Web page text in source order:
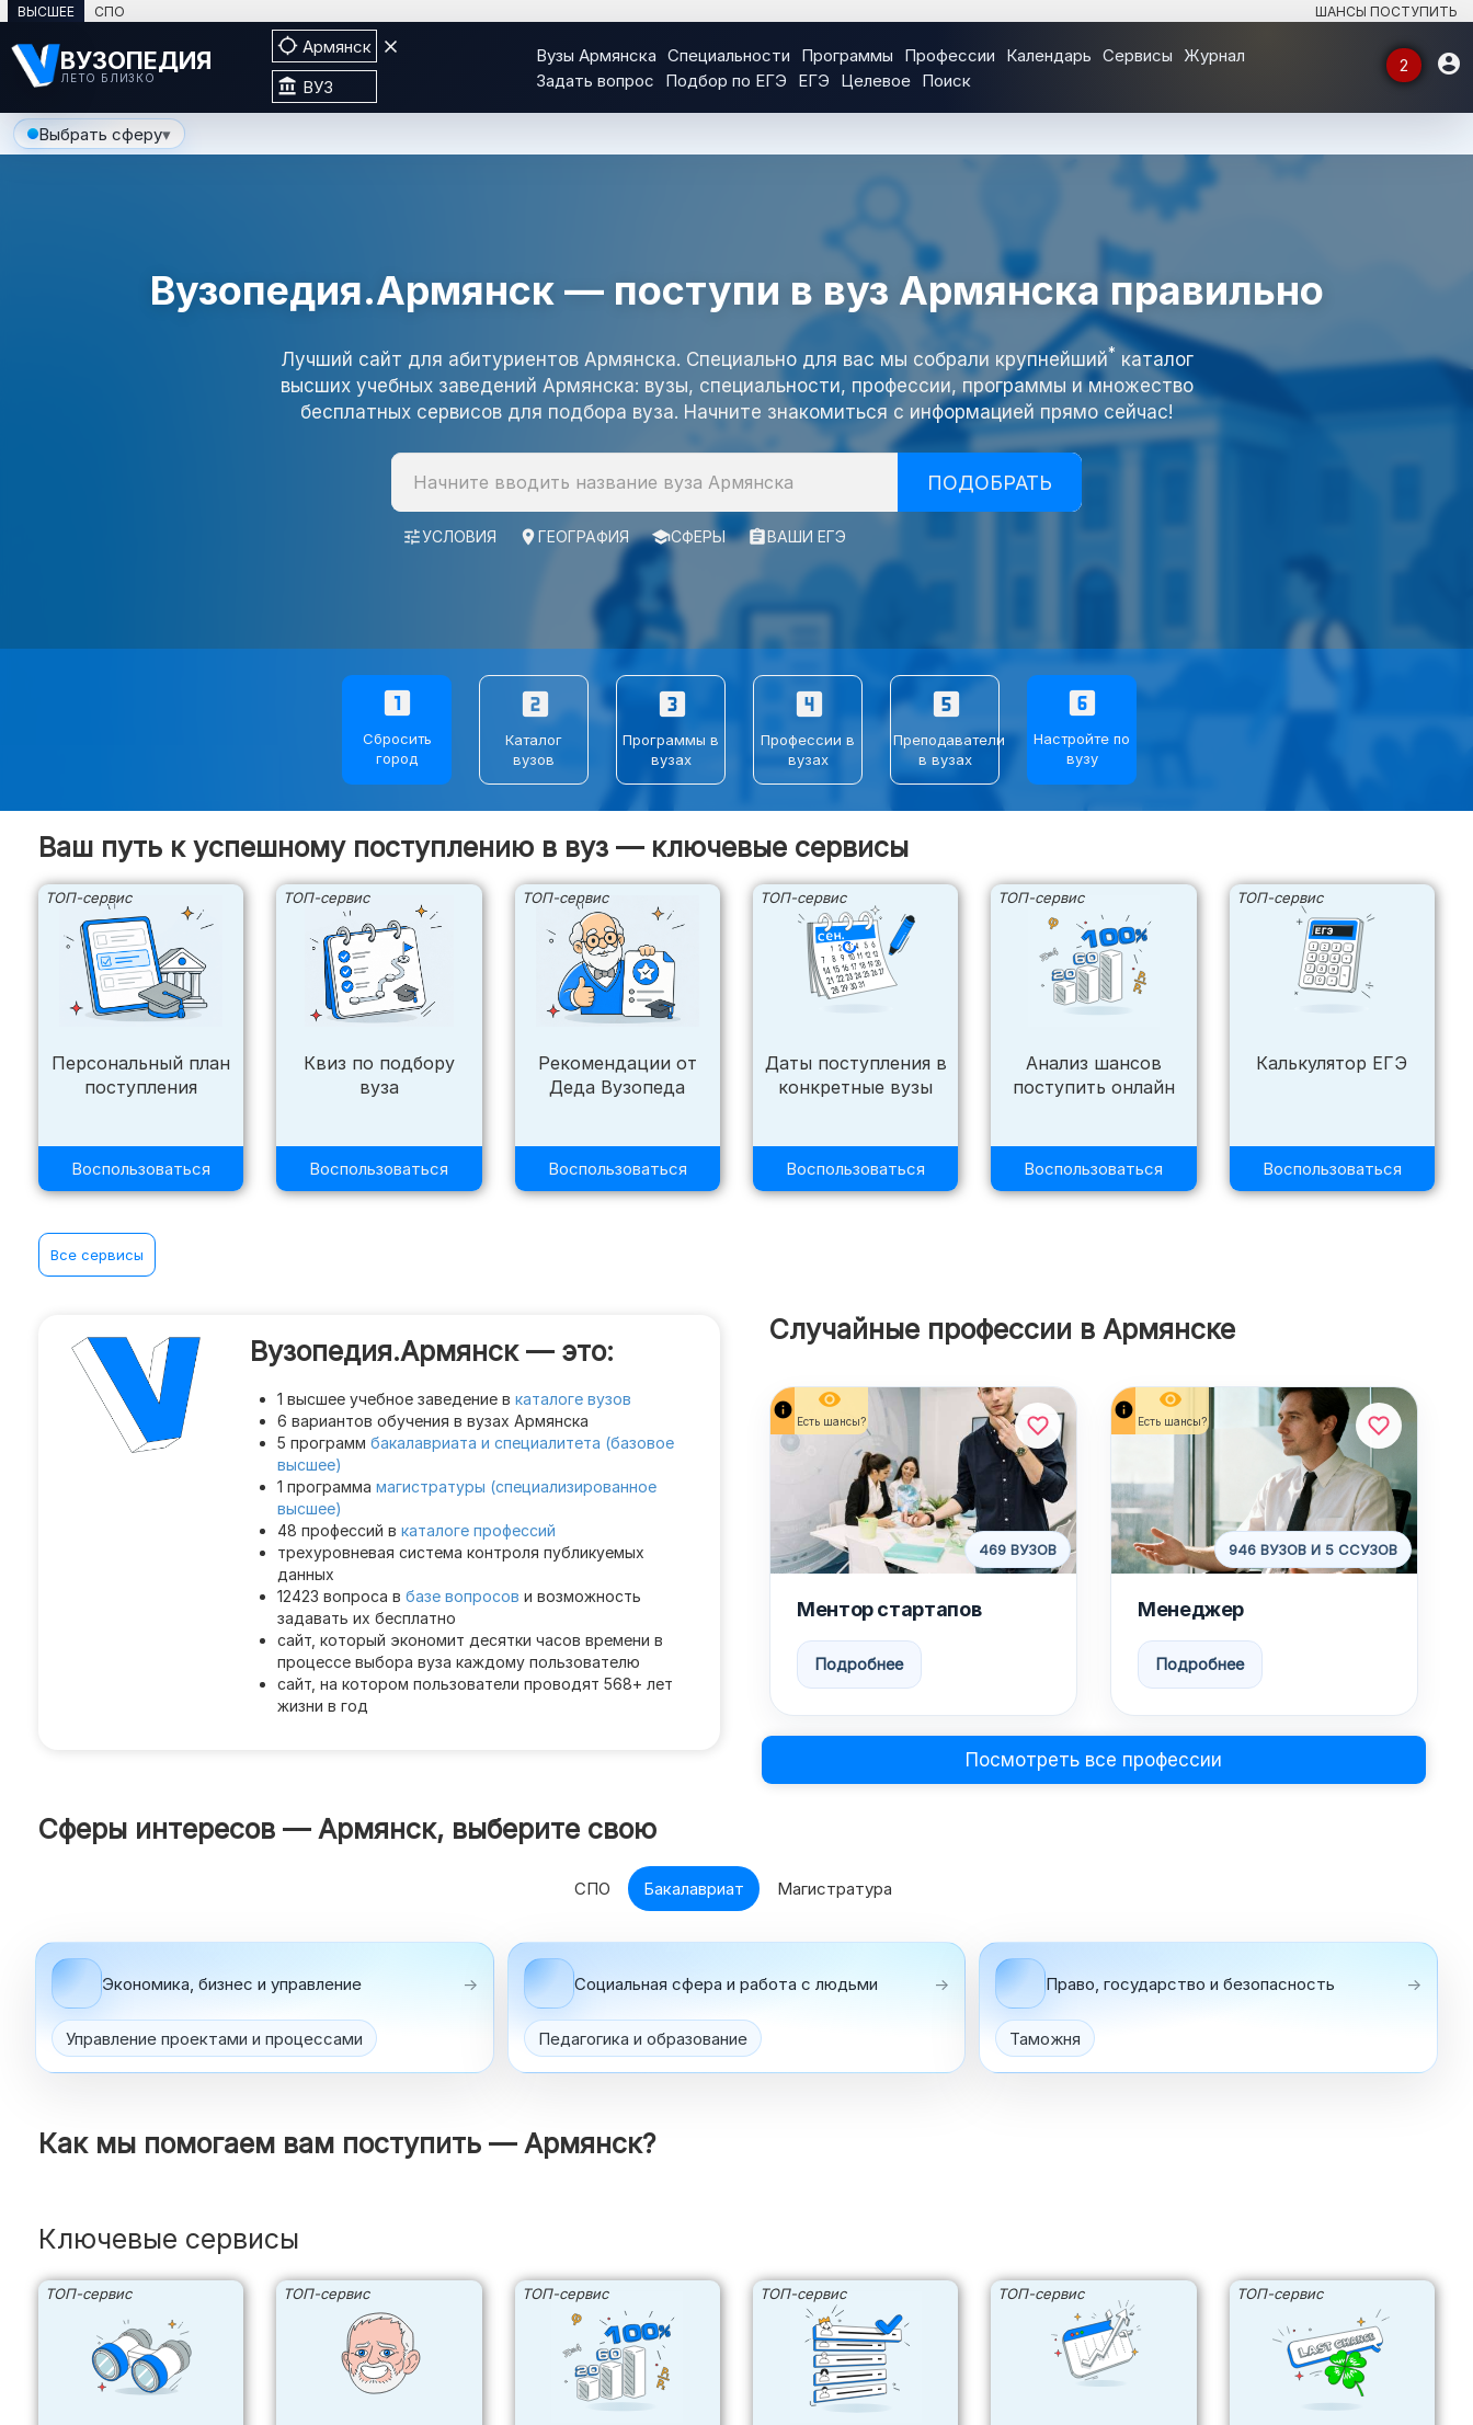
ВЫСШЕЕ СПО ШАНСЫ ПОСТУПИТЬ
ВУЗОПЕДИЯ
ЛЕТО БЛИЗКО
 Армянск

 ВУЗ
Вузы Армянска Специальности Программы Профессии Календарь Сервисы
Журнал
Задать вопрос
Подбор по ЕГЭ ЕГЭ Целевое Поиск
2 
›
Подбор по ЕГЭ
ЕГЭ
О ЕГЭ
Журнал
Задать вопрос
Выбрать сферу▾
Вузопедия.Армянск — поступи в вуз Армянска правильно
Лучший сайт для абитуриентов Армянска. Специально для вас мы собрали крупнейший* каталог
высших учебных заведений Армянска: вузы, специальности, профессии, программы и множество
бесплатных сервисов для подбора вуза. Начните знакомиться с информацией прямо сейчас!
tuneУСЛОВИЯ placeГЕОГРАФИЯ schoolСФЕРЫ assignmentВАШИ ЕГЭ
looks_one
Сбросить
город
looks_two
Каталог
вузов
looks_3
Программы в
вузах
looks_4
Профессии в
вузах
looks_5
Преподаватели
в вузах
looks_6
Настройте по
вузу
Ваш путь к успешному поступлению в вуз — ключевые сервисы
ТОП-сервис
Персональный план
поступления
Воспользоваться
ТОП-сервис
Квиз по подбору
вуза
Воспользоваться
ТОП-сервис
Рекомендации от
Деда Вузопеда
Воспользоваться
ТОП-сервис
Даты поступления в
конкретные вузы
Воспользоваться
ТОП-сервис
Анализ шансов
поступить онлайн
Воспользоваться
ТОП-сервис
Калькулятор ЕГЭ
Воспользоваться
Все сервисы
Вузопедия.Армянск — это:
1 высшее учебное заведение в каталоге вузов
6 вариантов обучения в вузах Армянска
5 программ бакалавриата и специалитета (базовое
высшее)
1 программа магистратуры (специализированное
высшее)
48 профессий в каталоге профессий
трехуровневая система контроля публикуемых
данных
12423 вопроса в базе вопросов и возможность
задавать их бесплатно
сайт, который экономит десятки часов времени в
процессе выбора вуза каждому пользователю
сайт, на котором пользователи проводят 568+ лет
жизни в год
Случайные профессии в Армянске
info remove_red_eye
Есть шансы?
469 ВУЗОВ
Ментор стартапов
Подробнее
info remove_red_eye
Есть шансы?
946 ВУЗОВ И 5 ССУЗОВ
Менеджер
Подробнее
Посмотреть все профессии
Сферы интересов — Армянск, выберите свою
СПО Бакалавриат Магистратура
Экономика, бизнес и управление →
Управление проектами и процессами
Социальная сфера и работа с людьми →
Педагогика и образование
Право, государство и безопасность →
Таможня
Как мы помогаем вам поступить — Армянск?
Ключевые сервисы
ТОП-сервис ТОП-сервис ТОП-сервис ТОП-сервис ТОП-сервис ТОП-сервис